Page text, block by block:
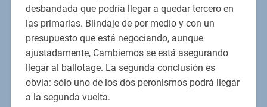
desbandada que podría llegar a quedar tercero en
las primarias. Blindaje de por medio y con un
presupuesto que está negociando, aunque
ajustadamente, Cambiemos se está asegurando
llegar al ballotage. La segunda conclusión es
obvia: sólo uno de los dos peronismos podrá llegar
a la segunda vuelta.